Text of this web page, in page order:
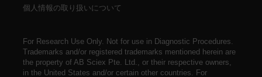
個人情報の取り扱いについて
For Research Use Only. Not for use in Diagnostic Procedures.
Trademarks and/or registered trademarks mentioned herein are
the property of AB Sciex Pte. Ltd., or their respective owners,
in the United States and/or certain other countries. For